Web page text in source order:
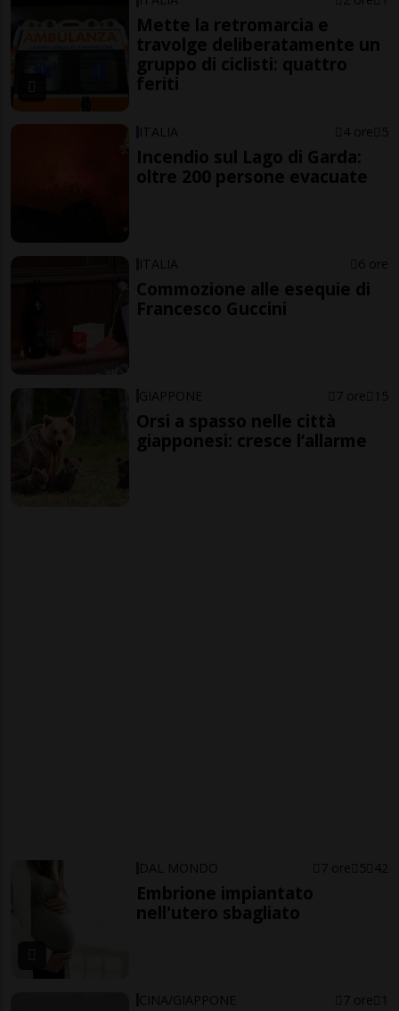
Mette la retromarcia e
travolge deliberatamente un
gruppo di ciclisti: quattro
feriti
ITALIA 4 ore 5
Incendio sul Lago di Garda:
oltre 200 persone evacuate
ITALIA 6 ore
Commozione alle esequie di
Francesco Guccini
GIAPPONE 7 ore 15
Orsi a spasso nelle città
giapponesi: cresce l’allarme
DAL MONDO 7 ore 5 42
Embrione impiantato
nell'utero sbagliato
CINA/GIAPPONE 7 ore 1